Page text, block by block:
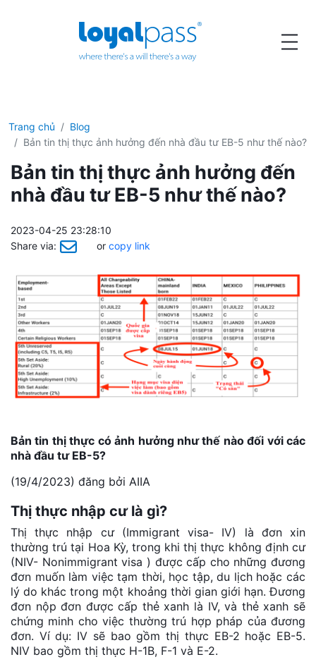
Trang chủ
Blog
Bản tin thị thực ảnh hưởng đến nhà đầu tư EB-5 như thế nào?
Bản tin thị thực ảnh hưởng đến
nhà đầu tư EB-5 như thế nào?
2023-04-25 23:28:10
Share via:
or copy link
Bản tin thị thực có ảnh hưởng như thế nào đối với các
nhà đầu tư EB-5?
(19/4/2023) đăng bởi AIIA
Thị thực nhập cư là gì?
Thị thực nhập cư (Immigrant visa- IV) là đơn xin
thường trú tại Hoa Kỳ, trong khi thị thực không định cư
(NIV- Nonimmigrant visa ) được cấp cho những đương
đơn muốn làm việc tạm thời, học tập, du lịch hoặc các
lý do khác trong một khoảng thời gian giới hạn. Đương
đơn nộp đơn được cấp thẻ xanh là IV, và thẻ xanh sẽ
chứng minh cho việc thường trú hợp pháp của đương
đơn. Ví dụ: IV sẽ bao gồm thị thực EB-2 hoặc EB-5.
NIV bao gồm thị thực H-1B, F-1 và E-2.